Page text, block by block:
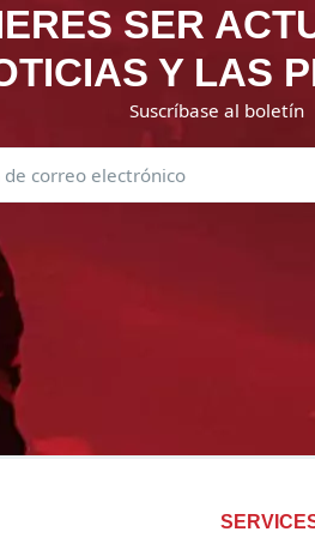
SER
Y LAS
Suscríbase al boletín